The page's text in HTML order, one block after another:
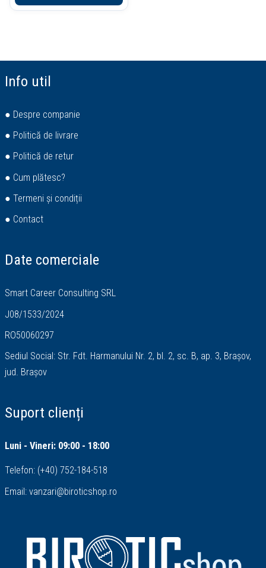
Info util
● Despre companie
● Politică de livrare
● Politică de retur
● Cum plătesc?
● Termeni și condiții
● Contact
Date comerciale
Smart Career Consulting SRL
J08/1533/2024
RO50060297
Sediul Social: Str. Fdt. Harmanului Nr. 2, bl. 2, sc. B, ap. 3, Brașov,
jud. Brașov
Suport clienți
Luni - Vineri: 09:00 - 18:00
Telefon: (+40) 752-184-518
Email: vanzari@biroticshop.ro